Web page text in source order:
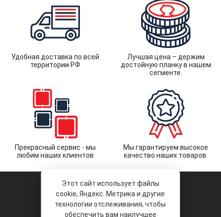
Удобная доставка по всей
территории РФ
Лучшая цена – держим
достойную планку в нашем
сегменте.
Прекрасный сервис - мы
любим наших клиентов
Мы гарантируем высокое
качество наших товаров.
Этот сайт использует файлы
cookie, Яндекс. Метрика и другие
технологии отслеживания, чтобы
обеспечить вам наилучшее